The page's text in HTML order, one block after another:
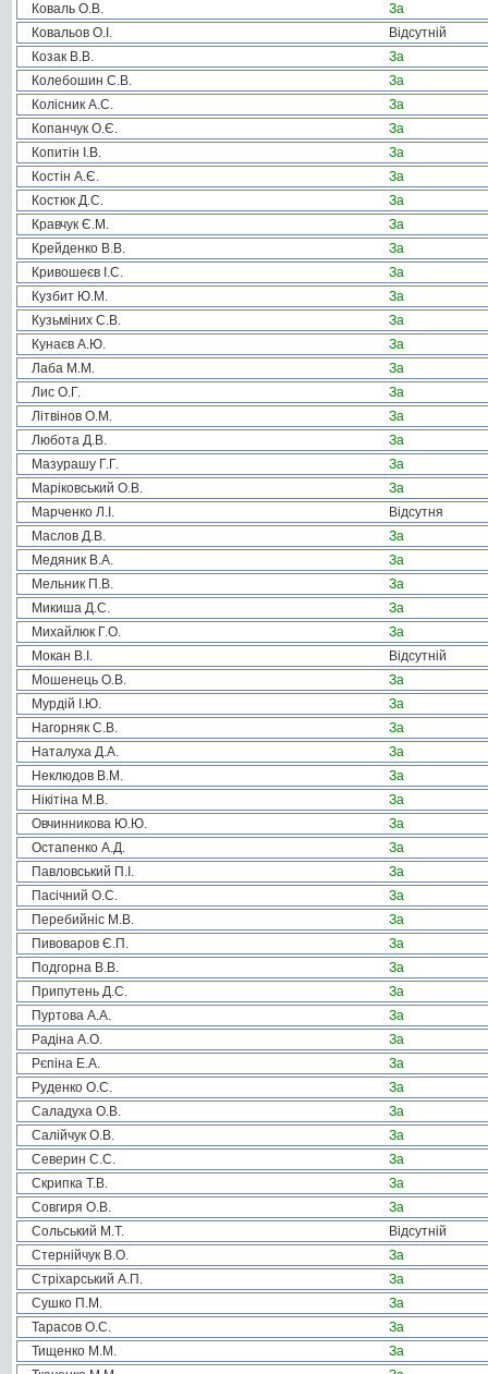
Коваль О.В.
За
Ковальов О.І.
Відсутній
Козак В.В.
За
Колебошин С.В.
За
Колісник А.С.
За
Копанчук О.Є.
За
Копитін І.В.
За
Костін А.Є.
За
Костюк Д.С.
За
Кравчук Є.М.
За
Крейденко В.В.
За
Кривошеєв І.С.
За
Кузбит Ю.М.
За
Кузьміних С.В.
За
Кунаєв А.Ю.
За
Лаба М.М.
За
Лис О.Г.
За
Літвінов О.М.
За
Любота Д.В.
За
Мазурашу Г.Г.
За
Маріковський О.В.
За
Марченко Л.І.
Відсутня
Маслов Д.В.
За
Медяник В.А.
За
Мельник П.В.
За
Микиша Д.С.
За
Михайлюк Г.О.
За
Мокан В.І.
Відсутній
Мошенець О.В.
За
Мурдій І.Ю.
За
Нагорняк С.В.
За
Наталуха Д.А.
За
Неклюдов В.М.
За
Нікітіна М.В.
За
Овчинникова Ю.Ю.
За
Остапенко А.Д.
За
Павловський П.І.
За
Пасічний О.С.
За
Перебийніс М.В.
За
Пивоваров Є.П.
За
Подгорна В.В.
За
Припутень Д.С.
За
Пуртова А.А.
За
Радіна А.О.
За
Рєпіна Е.А.
За
Руденко О.С.
За
Саладуха О.В.
За
Салійчук О.В.
За
Северин С.С.
За
Скрипка Т.В.
За
Совгиря О.В.
За
Сольський М.Т.
Відсутній
Стернійчук В.О.
За
Стріхарський А.П.
За
Сушко П.М.
За
Тарасов О.С.
За
Тищенко М.М.
За